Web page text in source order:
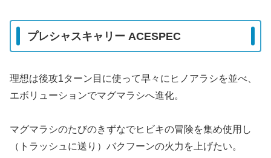
プレシャスキャリー ACESPEC
理想は後攻1ターン目に使って早々にヒノアラシを並べ、
エボリューションでマグマラシへ進化。
マグマラシのたびのきずなでヒビキの冒険を集め使用し
（トラッシュに送り）バクフーンの火力を上げたい。